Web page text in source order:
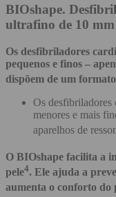
BIOshape.
ultrafino de 10 mm
Os desfibriladores
pequenos e finos –
dispõem de um
Os desfibriladores
menores e mais
aparelhos de
O BIOshape facilita a
pele4. Ele ajuda a
aumenta o conforto do